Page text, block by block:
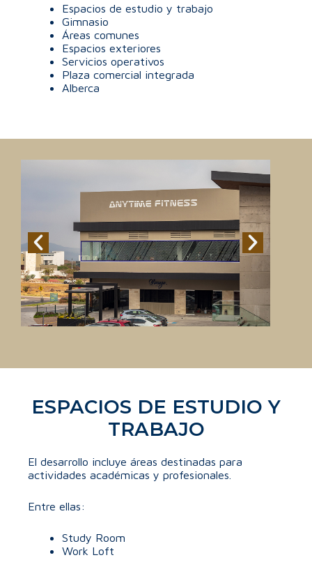
Espacios de estudio y trabajo
Gimnasio
Áreas comunes
Espacios exteriores
Servicios operativos
Plaza comercial integrada
Alberca
ESPACIOS DE ESTUDIO Y
TRABAJO
El desarrollo incluye áreas destinadas para
actividades académicas y profesionales.
Entre ellas:
Study Room
Work Loft